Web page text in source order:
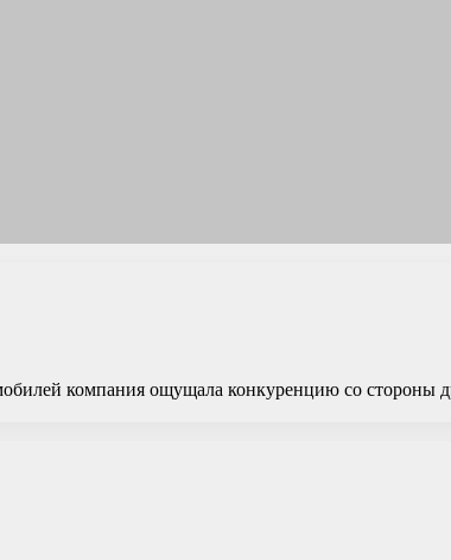
компания ощущала конкуренцию со